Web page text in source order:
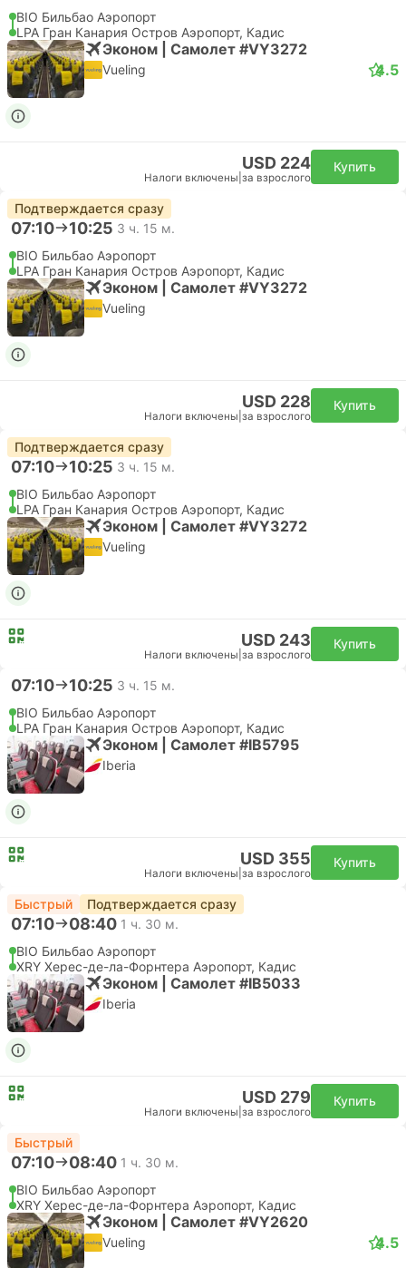
BIO Бильбао Аэропорт
LPA Гран Канария Остров Аэропорт, Кадис
Эконом | Самолет #VY3272
Vueling 4.5
USD 224
Налоги включены за взрослого
Купить
Подтверждается сразу
07:10 10:25 3 ч. 15 м.
BIO Бильбао Аэропорт
LPA Гран Канария Остров Аэропорт, Кадис
Эконом | Самолет #VY3272
Vueling
USD 228
Налоги включены за взрослого
Купить
Подтверждается сразу
07:10 10:25 3 ч. 15 м.
BIO Бильбао Аэропорт
LPA Гран Канария Остров Аэропорт, Кадис
Эконом | Самолет #VY3272
Vueling
USD 243
Налоги включены за взрослого
Купить
07:10 10:25 3 ч. 15 м.
BIO Бильбао Аэропорт
LPA Гран Канария Остров Аэропорт, Кадис
Эконом | Самолет #IB5795
Iberia
USD 355
Налоги включены за взрослого
Купить
Быстрый Подтверждается сразу
07:10 08:40 1 ч. 30 м.
BIO Бильбао Аэропорт
XRY Херес-де-ла-Форнтера Аэропорт, Кадис
Эконом | Самолет #IB5033
Iberia
USD 279
Налоги включены за взрослого
Купить
Быстрый
07:10 08:40 1 ч. 30 м.
BIO Бильбао Аэропорт
XRY Херес-де-ла-Форнтера Аэропорт, Кадис
Эконом | Самолет #VY2620
Vueling 4.5